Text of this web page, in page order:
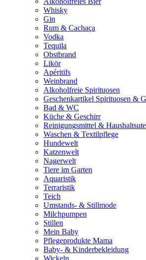
Whisky
Gin
Rum & Cachaça
Vodka
Tequila
Obstbrand
Likör
Apéritifs
Weinbrand
Alkoholfreie Spirituosen
Geschenkartikel Spirituosen &
Bad & WC
Küche & Geschirr
Reinigungsmittel &
Waschen & Textilpflege
Hundewelt
Katzenwelt
Nagerwelt
Tiere im Garten
Aquaristik
Terraristik
Teich
Umstands- & Stillmode
Milchpumpen
Stillen
Mein Baby
Pflegeprodukte Mama
Baby- & Kinderbekleidung
Wickeln